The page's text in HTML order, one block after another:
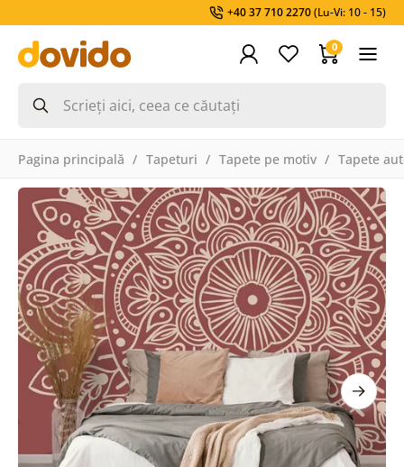
+40 37 710 2270(Lu-Vi: 10 - 15)
0
Pagina principală Tapeturi Tapete pe motiv Tapete